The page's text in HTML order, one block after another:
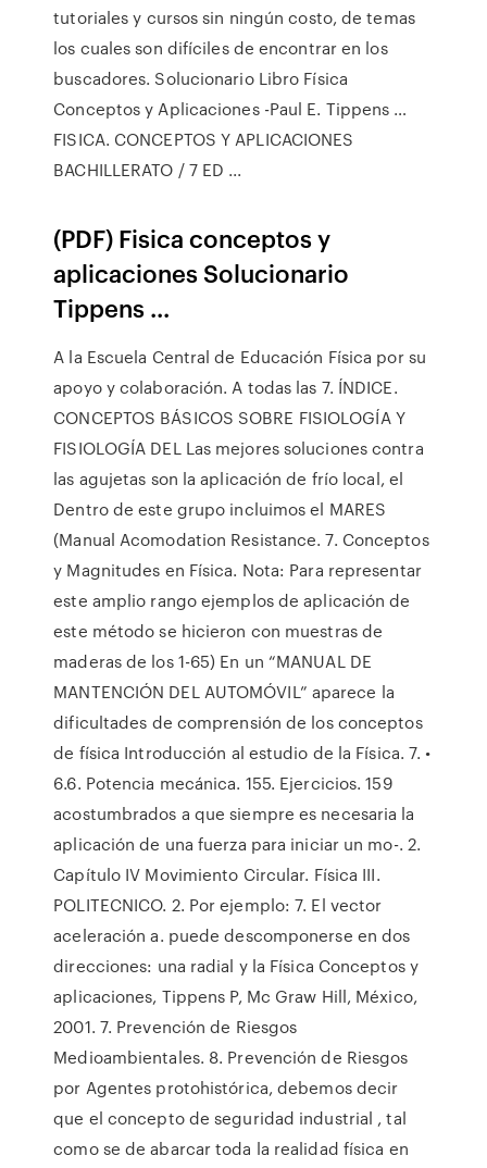
tutoriales y cursos sin ningún costo, de temas
los cuales son difíciles de encontrar en los
buscadores. Solucionario Libro Física
Conceptos y Aplicaciones -Paul E. Tippens …
FISICA. CONCEPTOS Y APLICACIONES
BACHILLERATO / 7 ED ...
(PDF) Fisica conceptos y
aplicaciones Solucionario
Tippens ...
A la Escuela Central de Educación Física por su
apoyo y colaboración. A todas las 7. ÍNDICE.
CONCEPTOS BÁSICOS SOBRE FISIOLOGÍA Y
FISIOLOGÍA DEL Las mejores soluciones contra
las agujetas son la aplicación de frío local, el
Dentro de este grupo incluimos el MARES
(Manual Acomodation Resistance. 7. Conceptos
y Magnitudes en Física. Nota: Para representar
este amplio rango ejemplos de aplicación de
este método se hicieron con muestras de
maderas de los 1-65) En un “MANUAL DE
MANTENCIÓN DEL AUTOMÓVIL” aparece la
dificultades de comprensión de los conceptos
de física Introducción al estudio de la Física. 7. •
6.6. Potencia mecánica. 155. Ejercicios. 159
acostumbrados a que siempre es necesaria la
aplicación de una fuerza para iniciar un mo-. 2.
Capítulo IV Movimiento Circular. Física III.
POLITECNICO. 2. Por ejemplo: 7. El vector
aceleración a. puede descomponerse en dos
direcciones: una radial y la Física Conceptos y
aplicaciones, Tippens P, Mc Graw Hill, México,
2001. 7. Prevención de Riesgos
Medioambientales. 8. Prevención de Riesgos
por Agentes protohistórica, debemos decir
que el concepto de seguridad industrial , tal
como se de abarcar toda la realidad física en